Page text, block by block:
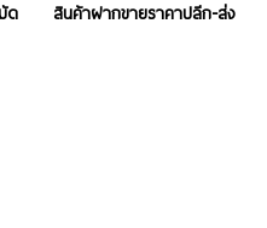
ด สินค้าฝากขายราคาปลีก-ส่ง